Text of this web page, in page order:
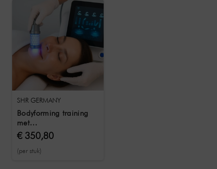
SHR GERMANY
Bodyforming training
met
trainingsdocumenten &
certificaat
€ 350,80
(per stuk)